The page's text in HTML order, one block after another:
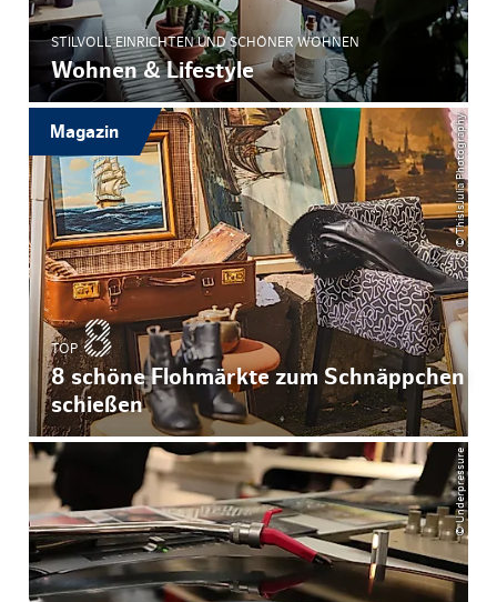
STILVOLL EINRICHTEN UND SCHÖNER WOHNEN
Wohnen & Lifestyle
© ThisIsJulia Photography
TOP
8 schöne Flohmärkte zum Schnäppchen
schießen
Magazin
© Underpressure